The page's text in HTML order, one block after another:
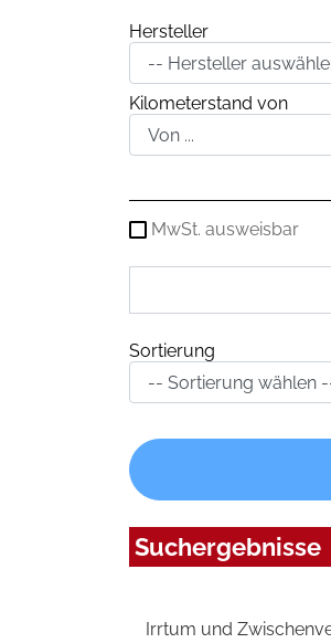
Hersteller
Kilometerstand von
MwSt. ausweisbar
Sortierung
Suchergebnisse
Irrtum und